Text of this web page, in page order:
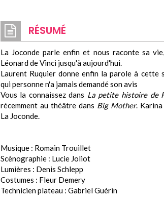
RÉSUMÉ
La Joconde parle enfin et nous raconte sa
Léonard de Vinci jusqu'à aujourd'hui.
Laurent Ruquier donne enfin la parole à cette
qui personne n'a jamais demandé son avis
Vous la connaissez dans La petite histoire de
récemment au théâtre dans Big Mother.
La Joconde.
Musique : Romain Trouillet
Scènographie : Lucie Joliot
Lumières : Denis Schlepp
Costumes : Fleur Demery
Technicien plateau : Gabriel Guérin